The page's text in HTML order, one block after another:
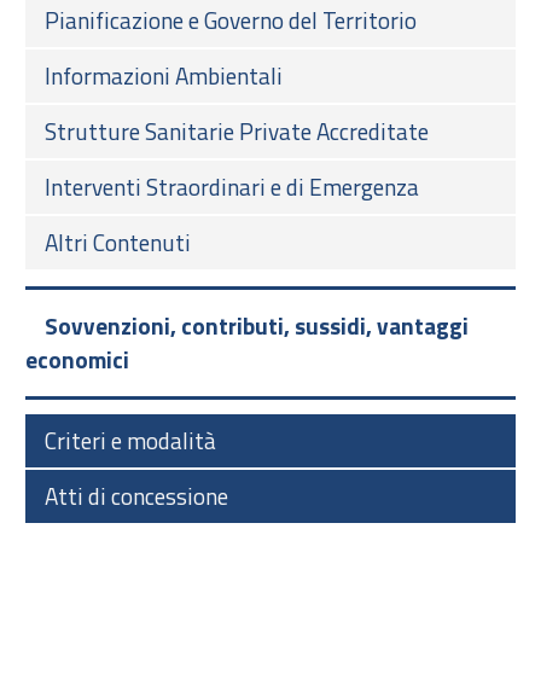
Pianificazione e Governo del Territorio
Informazioni Ambientali
Strutture Sanitarie Private Accreditate
Interventi Straordinari e di Emergenza
Altri Contenuti
Sovvenzioni, contributi, sussidi, vantaggi
economici
Criteri e modalità
Atti di concessione